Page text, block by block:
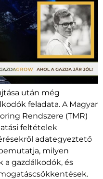
után még
feladata. A Magyar
Rendszere (TMR)
feltételek
adategyeztető
milyen
a gazdálkodók, és